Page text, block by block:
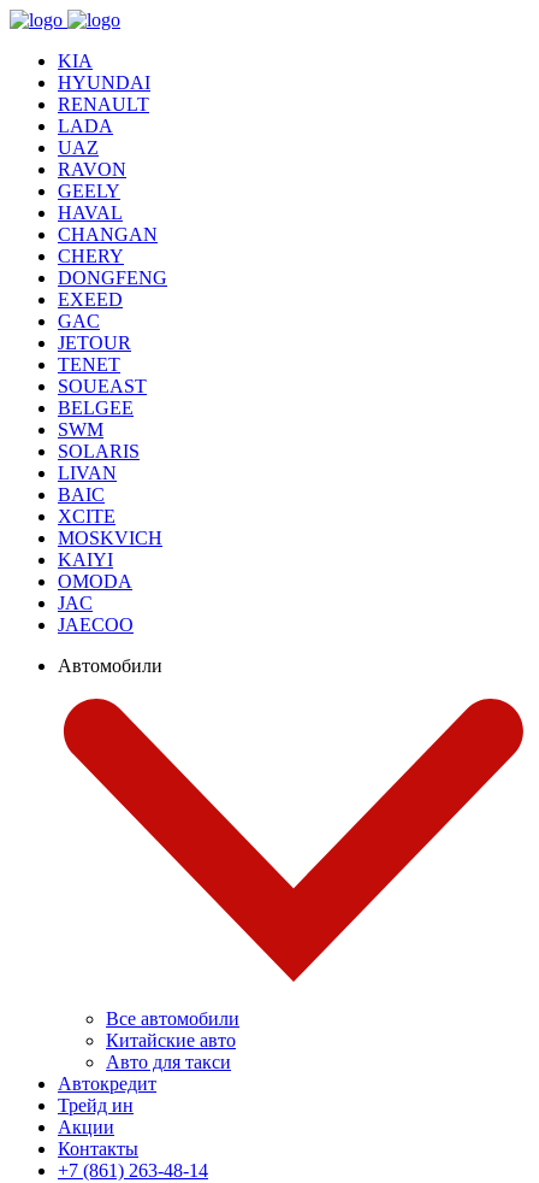
KIA
HYUNDAI
RENAULT
LADA
UAZ
RAVON
GEELY
HAVAL
CHANGAN
CHERY
DONGFENG
EXEED
GAC
JETOUR
TENET
SOUEAST
BELGEE
SWM
SOLARIS
LIVAN
BAIC
XCITE
MOSKVICH
KAIYI
OMODA
JAC
JAECOO
Автомобили
Все автомобили
Китайские авто
Авто для такси
Автокредит
Трейд ин
Акции
Контакты
+7 (861) 263-48-14